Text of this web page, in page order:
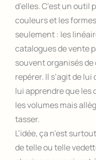
d’elles. C’est un outil
couleurs et les
seulement : les
catalogues de vente
souvent organisés de
repérer. Il s’agit de
lui apprendre que
les volumes mais
tasser.
L’idée, ça n’est
de telle ou telle